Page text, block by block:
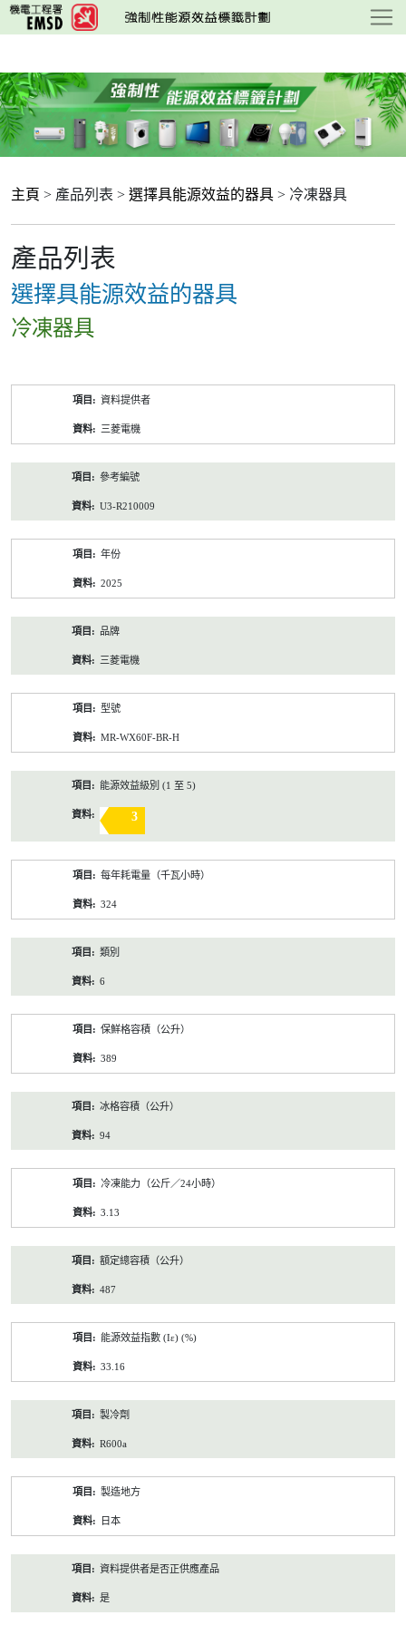
跳
至
要
內
容
主頁 > 產品列表 > 選擇具能源效益的器具 > 冷凍器具
產品列表
選擇具能源效益的器具
冷凍器具
資料提供者
三菱電機
參考編號
U3-R210009
年份
2025
品牌
三菱電機
型號
MR-WX60F-BR-H
能源效益級別 (1 至 5)
3
每年耗電量（千瓦小時）
324
類別
6
保鮮格容積（公升）
389
冰格容積（公升）
94
冷凍能力（公斤／24小時）
3.13
額定總容積（公升）
487
能源效益指數 (Iε) (%)
33.16
製冷劑
R600a
製造地方
日本
資料提供者是否正供應產品
是